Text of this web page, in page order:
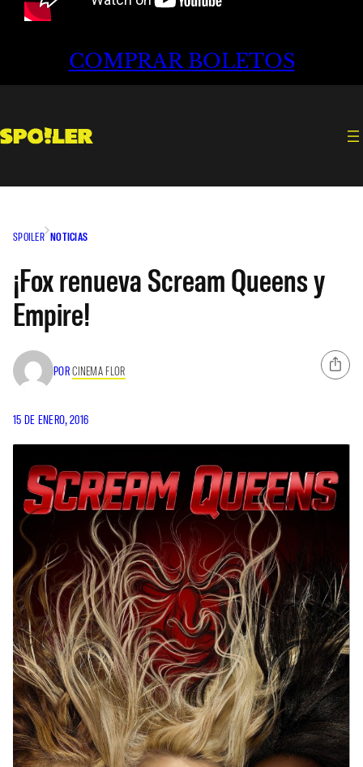
COMPRAR BOLETOS
SPOILER NOTICIAS
¡Fox renueva Scream Queens y
Empire!
PORCINEMA FLOR
15 DE ENERO, 2016